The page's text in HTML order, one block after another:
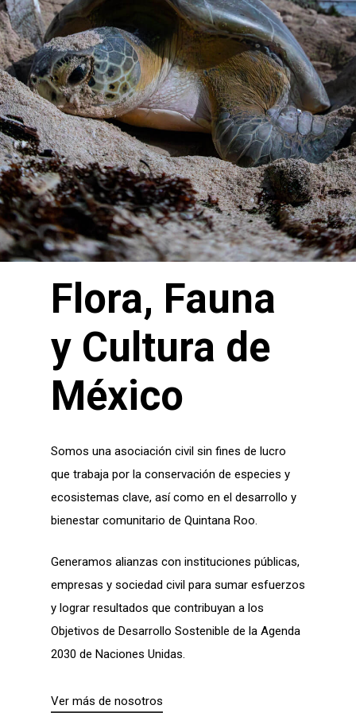
Flora, Fauna
y Cultura de
México
Somos una asociación civil sin fines de lucro
que trabaja por la conservación de especies y
ecosistemas clave, así como en el desarrollo y
bienestar comunitario de Quintana Roo.
Generamos alianzas con instituciones públicas,
empresas y sociedad civil para sumar esfuerzos
y lograr resultados que contribuyan a los
Objetivos de Desarrollo Sostenible de la Agenda
2030 de Naciones Unidas.
Ver más de nosotros